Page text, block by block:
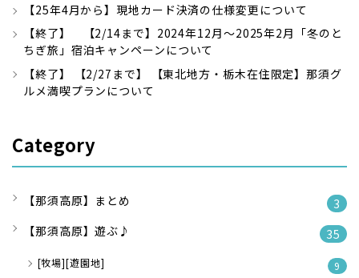
【25年4月から】現地カード決済の仕様変更について
【終了】 【2/14まで】2024年12月～2025年2月「冬のと
ちぎ旅」宿泊キャンペーンについて
【終了】 【2/27まで】 【東北地方・栃木在住限定】那須グ
ルメ満喫プランについて
Category
【那須高原】まとめ
3
【那須高原】遊ぶ♪
35
[牧場][遊園地] 9